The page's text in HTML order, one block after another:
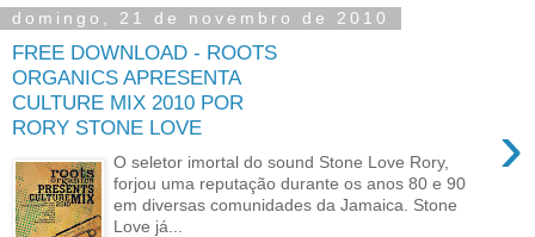
domingo, 21 de novembro de 2010
FREE DOWNLOAD - ROOTS
ORGANICS APRESENTA
CULTURE MIX 2010 POR
RORY STONE LOVE
›
O seletor imortal do sound Stone Love Rory,
forjou uma reputação durante os anos 80 e 90
em diversas comunidades da Jamaica. Stone
Love já...